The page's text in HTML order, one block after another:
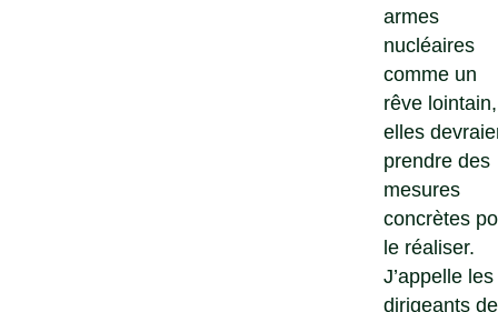
armes
nucléaires
comme un
rêve lointain,
elles
prendre des
mesures
concrètes
le réaliser.
J’appelle les
dirigeants